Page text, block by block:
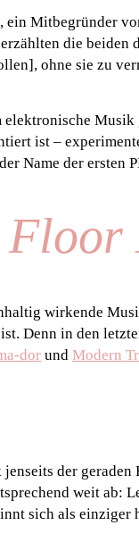
ein Mitbegründer
die beiden
ohne sie zu
elektronische
ist –
Name der ersten
wirkende
Denn in den
dor undModern
der
weit ab:
sich als einziger